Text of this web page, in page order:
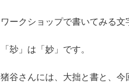
ワークショップで書いてみる文
「玅」は「妙」です。
猪谷さんには、大拙と書と、今